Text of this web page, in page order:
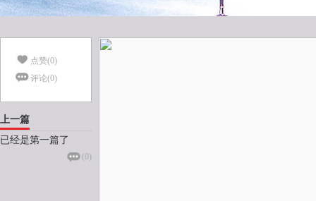
点赞(0)
评论(0)
上一篇
已经是第一篇了
(0)